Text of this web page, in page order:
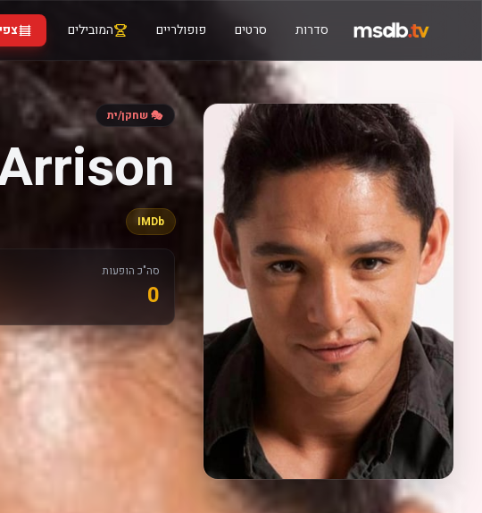
סדרות סרטים פופולריים המובילים
🎭 שחקן/ית
IMDb
סה"כ הופעות
0